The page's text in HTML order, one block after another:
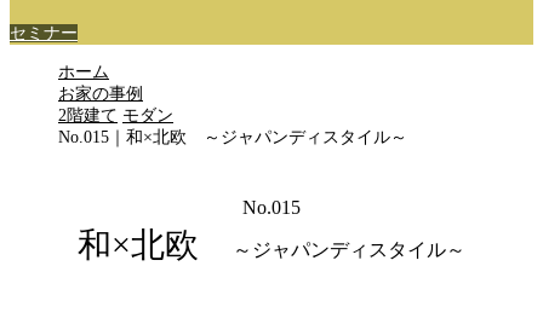
セミナー
ホーム
お家の事例
2階建て モダン
No.015｜和×北欧 ～ジャパンディスタイル～
No.015
和×北欧 ～ジャパンディスタイル～